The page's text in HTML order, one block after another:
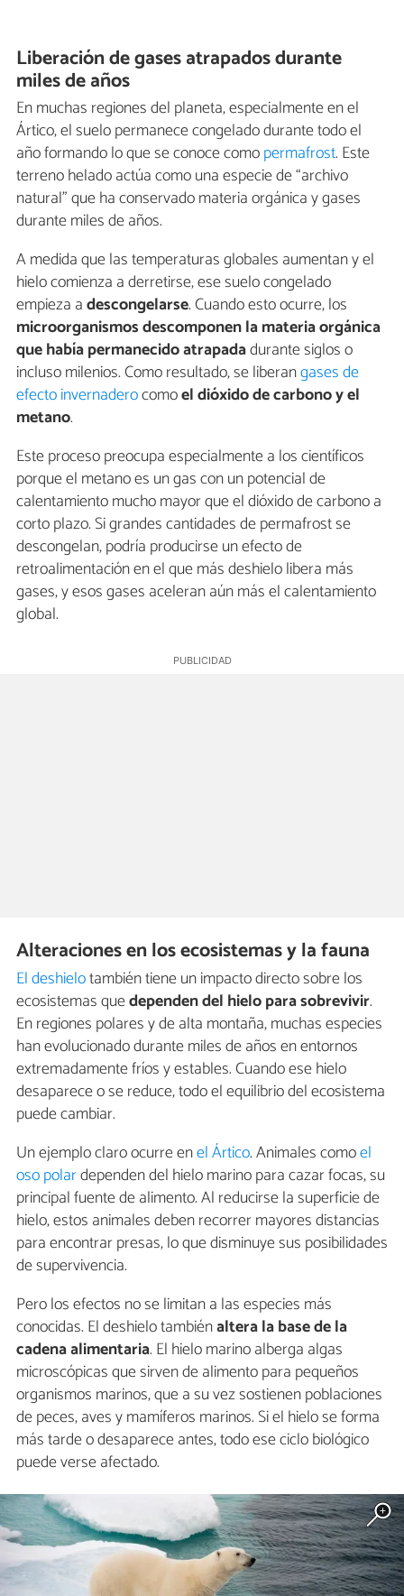
Liberación de gases atrapados durante
miles de años
En muchas regiones del planeta, especialmente en el
Ártico, el suelo permanece congelado durante todo el
año formando lo que se conoce comopermafrost. Este
terreno helado actúa como una especie de “archivo
natural” que ha conservado materia orgánica y gases
durante miles de años.
A medida que las temperaturas globales aumentan y el
hielo comienza a derretirse, ese suelo congelado
empieza adescongelarse. Cuando esto ocurre, los
microorganismos descomponen la materia orgánica
que había permanecido atrapadadurante siglos o
incluso milenios. Como resultado, se liberangases de
efecto invernaderocomoel dióxido de carbono y el
metano.
Este proceso preocupa especialmente a los científicos
porque el metano es un gas con un potencial de
calentamiento mucho mayor que el dióxido de carbono a
corto plazo. Si grandes cantidades de permafrost se
descongelan, podría producirse un efecto de
retroalimentación en el que más deshielo libera más
gases, y esos gases aceleran aún más el calentamiento
global.
Alteraciones en los ecosistemas y la fauna
El deshielotambién tiene un impacto directo sobre los
ecosistemas quedependen del hielo para sobrevivir.
En regiones polares y de alta montaña, muchas especies
han evolucionado durante miles de años en entornos
extremadamente fríos y estables. Cuando ese hielo
desaparece o se reduce, todo el equilibrio del ecosistema
puede cambiar.
Un ejemplo claro ocurre enel Ártico. Animales comoel
oso polardependen del hielo marino para cazar focas, su
principal fuente de alimento. Al reducirse la superficie de
hielo, estos animales deben recorrer mayores distancias
para encontrar presas, lo que disminuye sus posibilidades
de supervivencia.
Pero los efectos no se limitan a las especies más
conocidas. El deshielo tambiénaltera la base de la
cadena alimentaria. El hielo marino alberga algas
microscópicas que sirven de alimento para pequeños
organismos marinos, que a su vez sostienen poblaciones
de peces, aves y mamíferos marinos. Si el hielo se forma
más tarde o desaparece antes, todo ese ciclo biológico
puede verse afectado.